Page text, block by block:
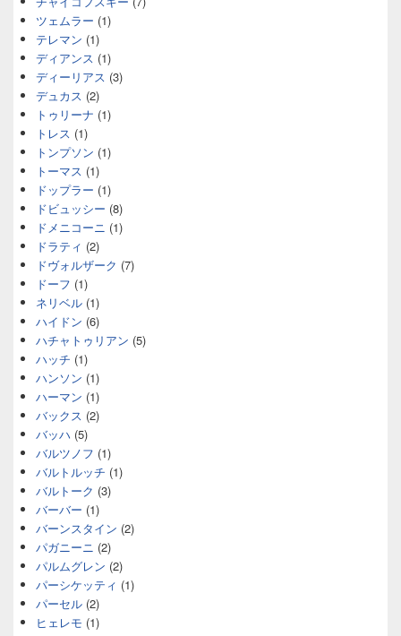
ツェムラー (1)
テレマン (1)
ディアンス (1)
ディーリアス (3)
デュカス (2)
トゥリーナ (1)
トレス (1)
トンプソン (1)
トーマス (1)
ドップラー (1)
ドビュッシー (8)
ドメニコーニ (1)
ドラティ (2)
ドヴォルザーク (7)
ドーフ (1)
ネリベル (1)
ハイドン (6)
ハチャトゥリアン (5)
ハッチ (1)
ハンソン (1)
ハーマン (1)
バックス (2)
バッハ (5)
バルツノフ (1)
バルトルッチ (1)
バルトーク (3)
バーバー (1)
バーンスタイン (2)
パガニーニ (2)
パルムグレン (2)
パーシケッティ (1)
パーセル (2)
ヒェレモ (1)